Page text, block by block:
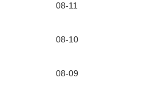
08-11
08-10
08-09